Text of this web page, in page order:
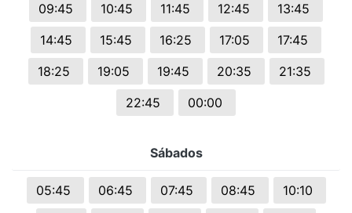
09:45
10:45 11:45 12:45
13:45
14:45
15:45 16:25 17:05
17:45
18:25
19:05 19:45 20:35
21:35
22:45
00:00
Sábados
05:45 06:45 07:45 08:45
10:10